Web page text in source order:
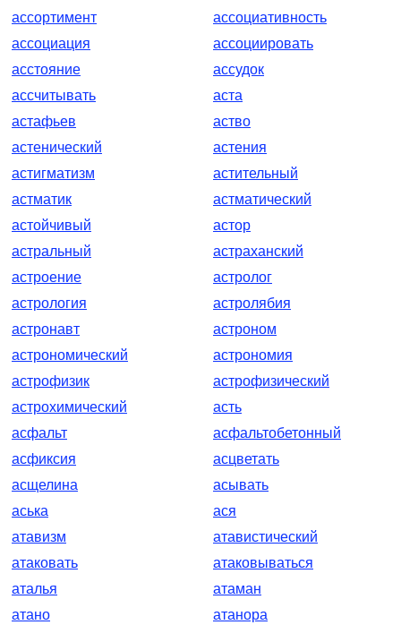
ассортимент
ассоциативность
ассоциация
ассоциировать
асстояние
ассудок
ассчитывать
аста
астафьев
аство
астенический
астения
астигматизм
астительный
астматик
астматический
астойчивый
астор
астральный
астраханский
астроение
астролог
астрология
астролябия
астронавт
астроном
астрономический
астрономия
астрофизик
астрофизический
астрохимический
асть
асфальт
асфальтобетонный
асфиксия
асцветать
асщелина
асывать
аська
ася
атавизм
атавистический
атаковать
атаковываться
аталья
атаман
атано
атанора